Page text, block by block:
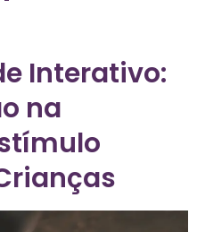
Interativo:
na